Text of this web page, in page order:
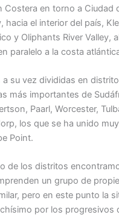
Costera en torno a Ciudad
hacia el interior del país,
y Oliphants River Valley,
paralelo a la costa
su vez divididas en
más importantes de
Paarl, Worcester,
los que se ha unido muy
Point.
de los distritos
un grupo de
pero en este punto la
por los progresivos